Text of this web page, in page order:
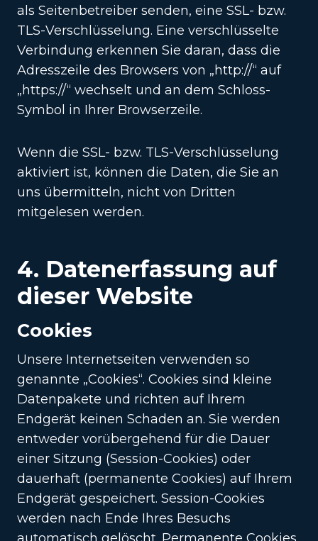
als Seitenbetreiber senden, eine SSL- bzw.
TLS-Verschlüsselung. Eine verschlüsselte
Verbindung erkennen Sie daran, dass die
Adresszeile des Browsers von „http://“ auf
„https://“ wechselt und an dem Schloss-
Symbol in Ihrer Browserzeile.
Wenn die SSL- bzw. TLS-Verschlüsselung
aktiviert ist, können die Daten, die Sie an
uns übermitteln, nicht von Dritten
mitgelesen werden.
4. Datenerfassung auf
dieser Website
Cookies
Unsere Internetseiten verwenden so
genannte „Cookies“. Cookies sind kleine
Datenpakete und richten auf Ihrem
Endgerät keinen Schaden an. Sie werden
entweder vorübergehend für die Dauer
einer Sitzung (Session-Cookies) oder
dauerhaft (permanente Cookies) auf Ihrem
Endgerät gespeichert. Session-Cookies
werden nach Ende Ihres Besuchs